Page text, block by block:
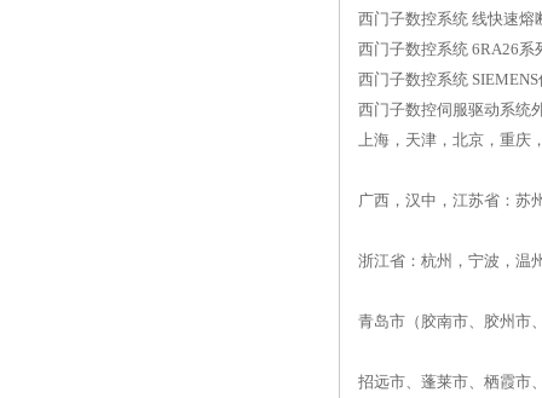
西门子数控系统 线快速熔
西门子数控系统 6RA26
西门子数控系统
西门子数控伺服驱动系统
上海，天津，北京，重庆
广西，汉中，江苏省：苏
浙江省：杭州，宁波，温
青岛市（胶南市、胶州市
招远市、蓬莱市、栖霞市